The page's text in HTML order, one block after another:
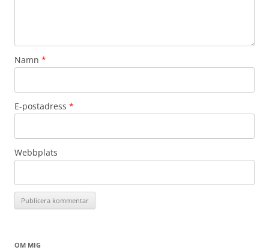
Namn *
E-postadress *
Webbplats
OM MIG